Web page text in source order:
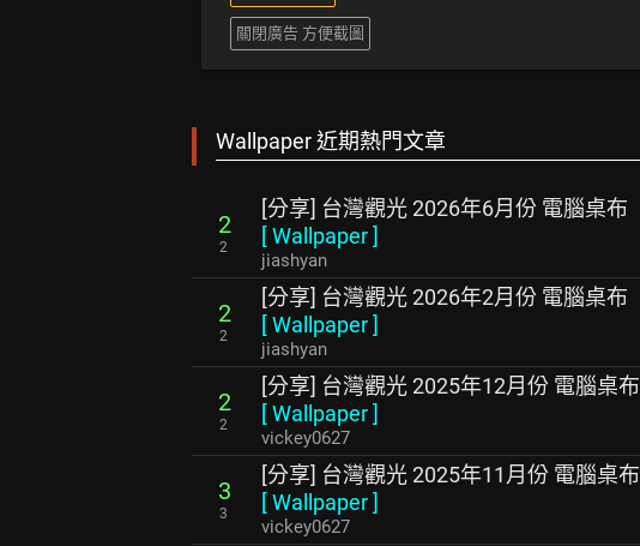
關閉廣告 方便截圖
Wallpaper 近期熱門文章
2
2
[分享] 台灣觀光 2026年6月份 電腦桌布
[Wallpaper]
jiashyan
2
2
[分享] 台灣觀光 2026年2月份 電腦桌布
[Wallpaper]
jiashyan
2
2
[分享] 台灣觀光 2025年12月份 電腦桌布
[Wallpaper]
vickey0627
3
3
[分享] 台灣觀光 2025年11月份 電腦桌布
[Wallpaper]
vickey0627